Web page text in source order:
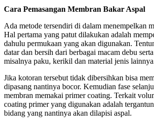
Cara Pemasangan Membran Bakar Aspal
Ada metode tersendiri di dalam menempelkan
Hal pertama yang patut dilakukan adalah
dahulu permukaan yang akan digunakan.
datar dan bersih dari berbagai macam debu
misalnya paku, kerikil dan material jenis
Jika kotoran tersebut tidak dibersihkan bisa
dipasang nantinya bocor. Kemudian fase
membran memakai primer coating. Terkait
coating primer yang digunakan adalah
bidang yang nantinya akan dilapisi aspal.